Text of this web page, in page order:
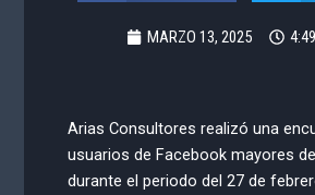
MARZO 13, 2025
Arias Consultores realizó una
usuarios de Facebook mayores
durante el periodo del 27 de